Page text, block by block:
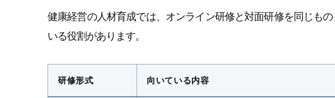
健康経営の人材育成では、オンライン研修と対面研修を同じも
いる役割があります。
研修形式 向いている内容